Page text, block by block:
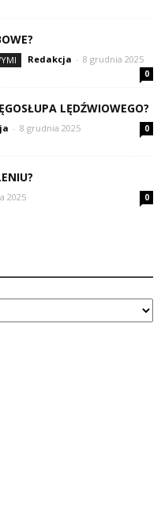
Redakcja - 8 grudnia 2025
0
LĘDŹWIOWEGO?
- 8 grudnia 2025 0
2025 0